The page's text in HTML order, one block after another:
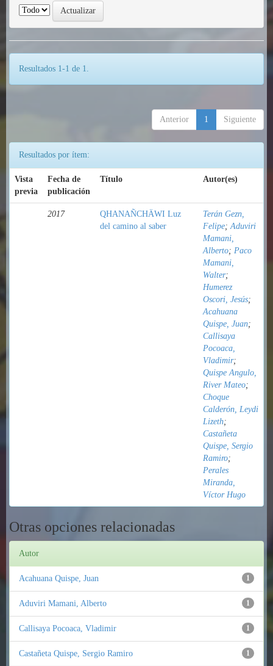
Resultados 1-1 de 1.
Anterior 1 Siguiente
Resultados por ítem:
Vista
previa
Fecha de
publicación
Título Autor(es)
2017
QHANAÑCHÄWI Luz
del camino al saber
Terán Gezn,
Felipe;Aduviri
Mamani,
Alberto; Paco
Mamani,
Walter;
Humerez
Oscori, Jesús;
Acahuana
Quispe, Juan;
Callisaya
Pocoaca,
Vladimir;
Quispe Angulo,
River Mateo;
Choque
Calderón, Leydi
Lizeth;
Castañeta
Quispe, Sergio
Ramiro;
Perales
Miranda,
Víctor Hugo
Otras opciones relacionadas
Autor
1
Acahuana Quispe, Juan
1
Aduviri Mamani, Alberto
1
Callisaya Pocoaca, Vladimir
1
Castañeta Quispe, Sergio Ramiro